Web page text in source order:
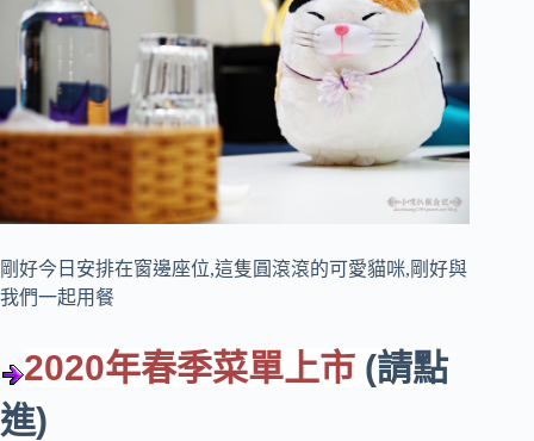
剛好今日安排在窗邊座位,這隻圓滾滾的可愛貓咪,剛好與
我們一起用餐
2020年春季菜單上市 (請點
進)